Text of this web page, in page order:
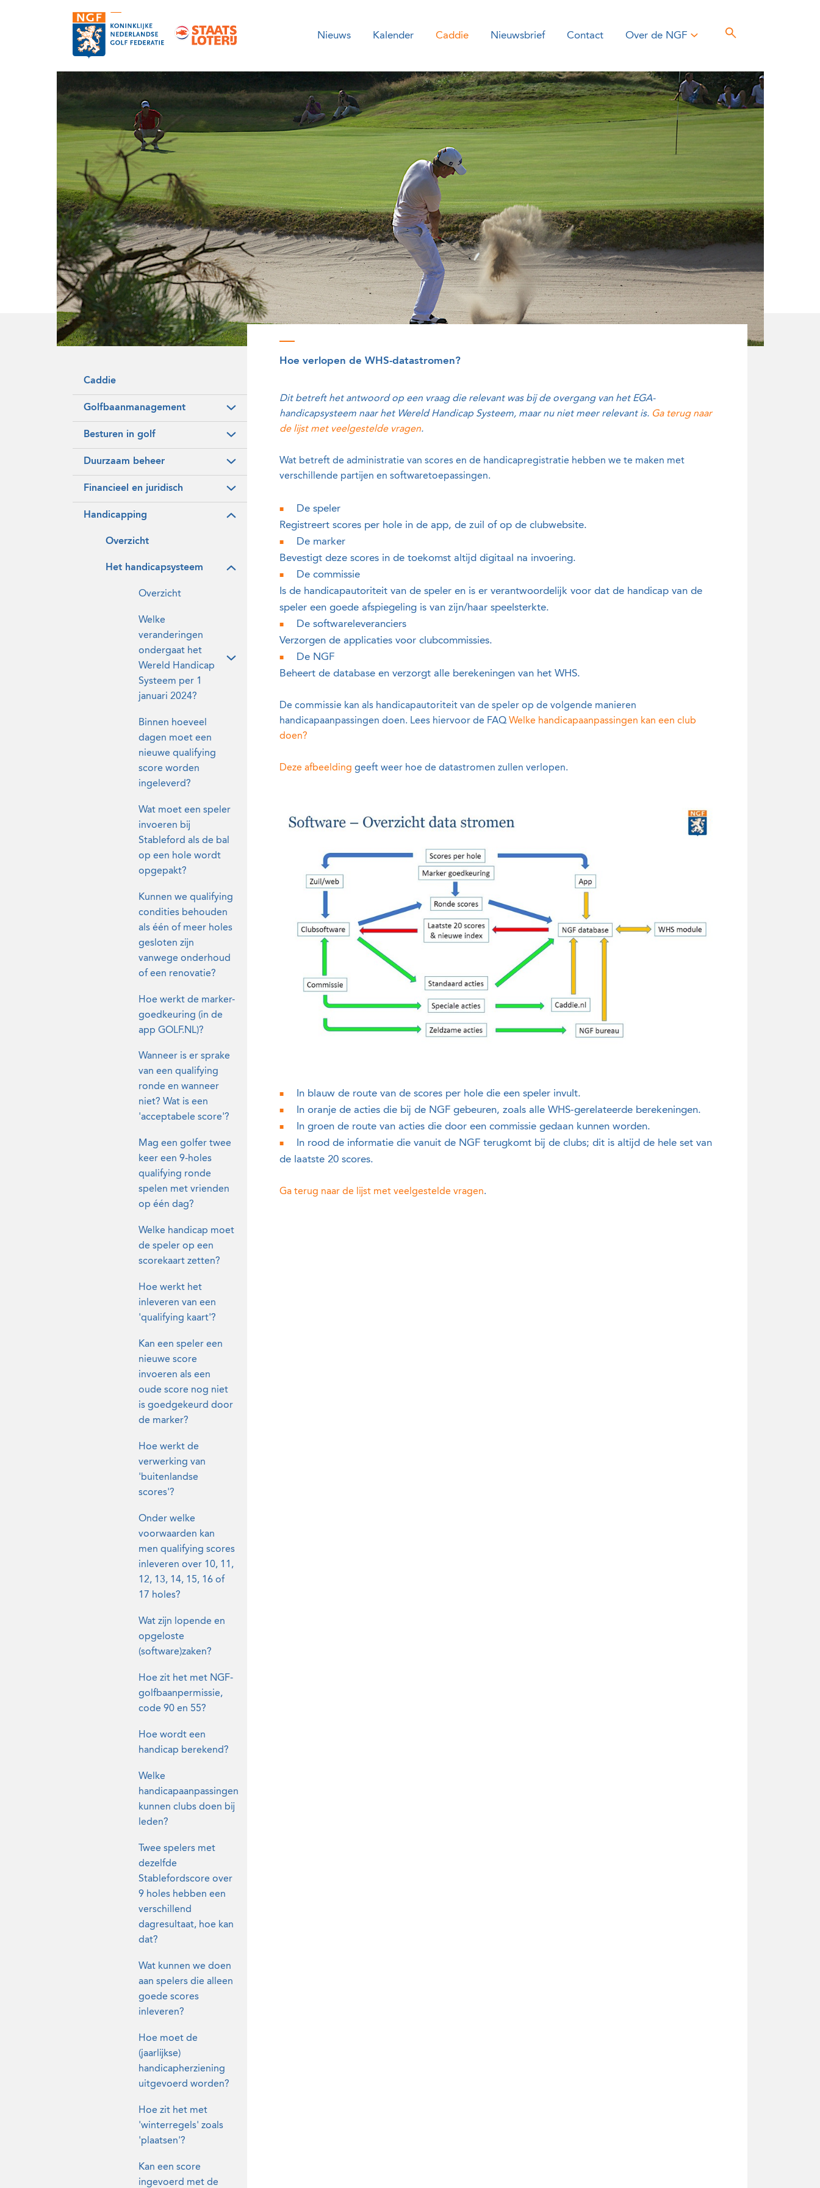
Nieuws Kalender Caddie Nieuwsbrief Contact Over de NGF
Contact
Pers en media
Medewerkers
Organisatie
Vacatures
Strategie, statuten en reglementen
Partners van de NGF
Informatie over de NGF-pas
NGF-verzekeringen
Topgolf
De NGF-competities
Golf in Nederland: feiten en cijfers
Onze historie
Vrijwilligers
Hoe verlopen de WHS-datastromen?
Dit betreft het antwoord op een vraag die relevant was bij de overgang van het EGA-
handicapsysteem naar het Wereld Handicap Systeem, maar nu niet meer relevant is. Ga terug naar
de lijst met veelgestelde vragen.
Wat betreft de administratie van scores en de handicapregistratie hebben we te maken met
verschillende partijen en softwaretoepassingen.
De speler
Registreert scores per hole in de app, de zuil of op de clubwebsite.
De marker
Bevestigt deze scores in de toekomst altijd digitaal na invoering.
De commissie
Is de handicapautoriteit van de speler en is er verantwoordelijk voor dat de handicap van de
speler een goede afspiegeling is van zijn/haar speelsterkte.
De softwareleveranciers
Verzorgen de applicaties voor clubcommissies.
De NGF
Beheert de database en verzorgt alle berekeningen van het WHS.
De commissie kan als handicapautoriteit van de speler op de volgende manieren
handicapaanpassingen doen. Lees hiervoor de FAQWelke handicapaanpassingen kan een club
doen?
Deze afbeelding geeft weer hoe de datastromen zullen verlopen.
In blauw de route van de scores per hole die een speler invult.
In oranje de acties die bij de NGF gebeuren, zoals alle WHS-gerelateerde berekeningen.
In groen de route van acties die door een commissie gedaan kunnen worden.
In rood de informatie die vanuit de NGF terugkomt bij de clubs; dit is altijd de hele set van
de laatste 20 scores.
Ga terug naar de lijst met veelgestelde vragen.
Caddie
Golfbaanmanagement
Besturen in golf
Duurzaam beheer
Financieel en juridisch
Handicapping
Overzicht
Het handicapsysteem
Overzicht
Welke
veranderingen
ondergaat het
Wereld Handicap
Systeem per 1
januari 2024?
Binnen hoeveel
dagen moet een
nieuwe qualifying
score worden
ingeleverd?
Wat moet een speler
invoeren bij
Stableford als de bal
op een hole wordt
opgepakt?
Kunnen we qualifying
condities behouden
als één of meer holes
gesloten zijn
vanwege onderhoud
of een renovatie?
Hoe werkt de marker-
goedkeuring (in de
app GOLF.NL)?
Wanneer is er sprake
van een qualifying
ronde en wanneer
niet? Wat is een
'acceptabele score'?
Mag een golfer twee
keer een 9-holes
qualifying ronde
spelen met vrienden
op één dag?
Welke handicap moet
de speler op een
scorekaart zetten?
Hoe werkt het
inleveren van een
'qualifying kaart'?
Kan een speler een
nieuwe score
invoeren als een
oude score nog niet
is goedgekeurd door
de marker?
Hoe werkt de
verwerking van
'buitenlandse
scores'?
Onder welke
voorwaarden kan
men qualifying scores
inleveren over 10, 11,
12, 13, 14, 15, 16 of
17 holes?
Wat zijn lopende en
opgeloste
(software)zaken?
Hoe zit het met NGF-
golfbaanpermissie,
code 90 en 55?
Hoe wordt een
handicap berekend?
Welke
handicapaanpassingen
kunnen clubs doen bij
leden?
Twee spelers met
dezelfde
Stablefordscore over
9 holes hebben een
verschillend
dagresultaat, hoe kan
dat?
Wat kunnen we doen
aan spelers die alleen
goede scores
inleveren?
Hoe moet de
(jaarlijkse)
handicapherziening
uitgevoerd worden?
Hoe zit het met
'winterregels' zoals
'plaatsen'?
Kan een score
ingevoerd met de